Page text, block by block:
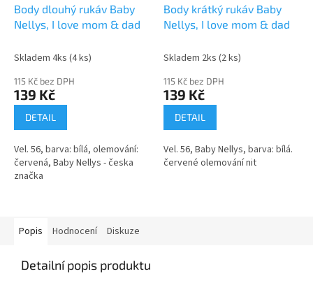
Body dlouhý rukáv Baby
Nellys, I love mom & dad
Skladem 4ks (4 ks)
115 Kč bez DPH
139 Kč
DETAIL
Vel. 56, barva: bílá, olemování:
červená, Baby Nellys - česka
značka
Body krátký rukáv Baby
Nellys, I love mom & dad
Skladem 2ks (2 ks)
115 Kč bez DPH
139 Kč
DETAIL
Vel. 56, Baby Nellys, barva: bílá.
červené olemování nit
Popis Hodnocení Diskuze
Detailní popis produktu